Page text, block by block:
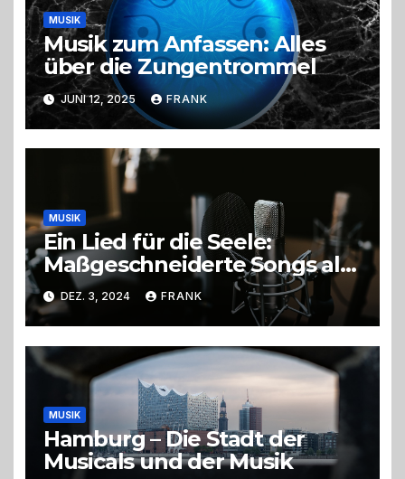
MUSIK
Musik zum Anfassen: Alles
über die Zungentrommel
JUNI 12, 2025 FRANK
MUSIK
Ein Lied für die Seele:
Maßgeschneiderte Songs als
unvergessliches Geschenk
DEZ. 3, 2024 FRANK
MUSIK
Hamburg – Die Stadt der
Musicals und der Musik